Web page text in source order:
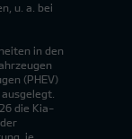
u. a. bei
in den
(PHEV)
die Kia-
je